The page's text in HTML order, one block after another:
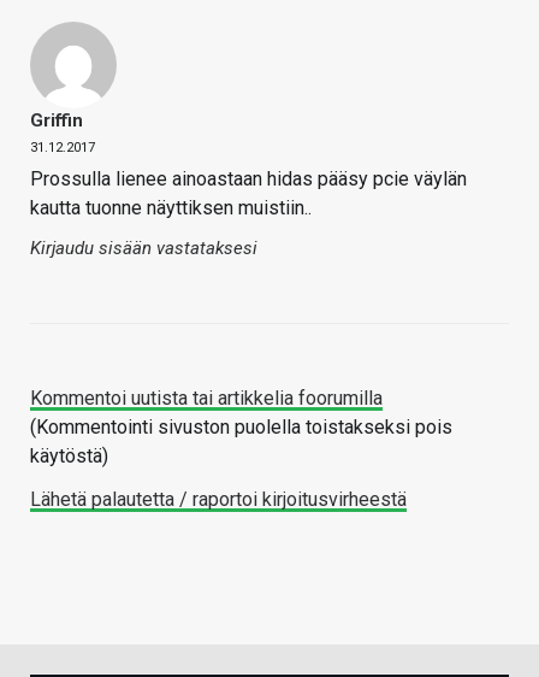
Griffin
31.12.2017
Prossulla lienee ainoastaan hidas pääsy pcie väylän
kautta tuonne näyttiksen muistiin..
Kirjaudu sisään vastataksesi
Kommentoi uutista tai artikkelia foorumilla
(Kommentointi sivuston puolella toistakseksi pois
käytöstä)
Lähetä palautetta / raportoi kirjoitusvirheestä